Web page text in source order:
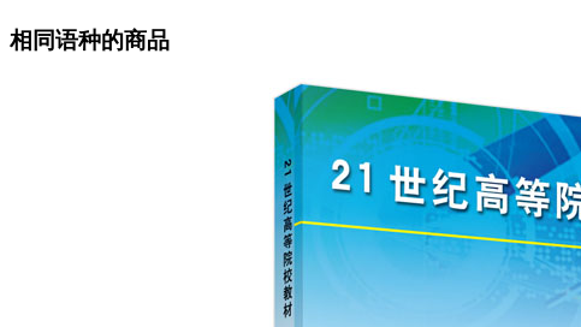
相同语种的商品